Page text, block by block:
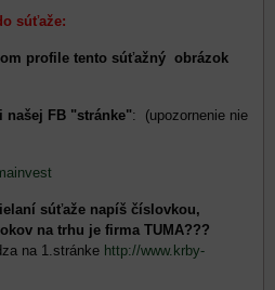
súťaže:
profile tento súťažný obrázok
FB "stránke": (upozornenie nie
súťaže napíš číslovkou,
na trhu je firma TUMA???
na 1.stránke http://www.krby-